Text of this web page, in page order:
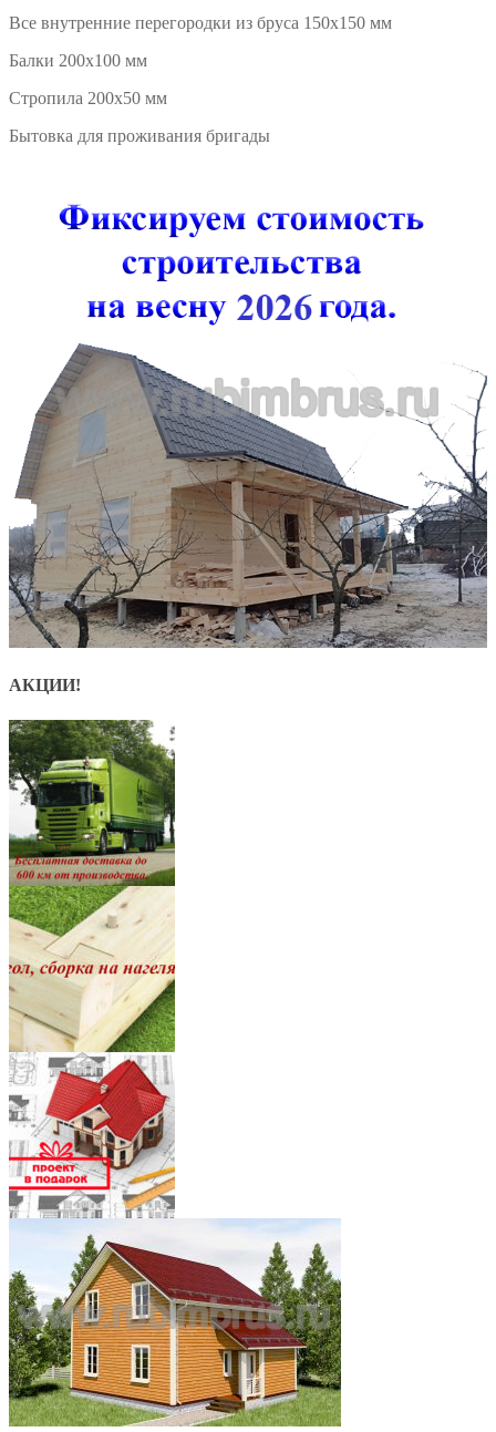
Все внутренние перегородки из бруса 150х150 мм
Балки 200х100 мм
Стропила 200х50 мм
Бытовка для проживания бригады
АКЦИИ!
8
7